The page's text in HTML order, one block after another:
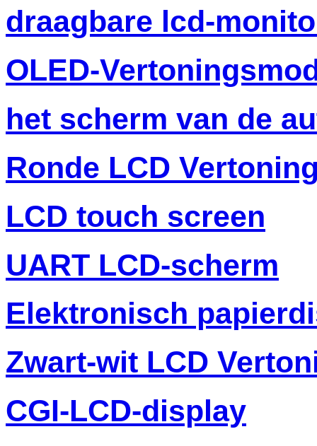
draagbare lcd-
OLED-
het scherm van de
Ronde LCD
LCD touch screen
UART LCD-scherm
Elektronisch
Zwart-wit LCD
CGI-LCD-display